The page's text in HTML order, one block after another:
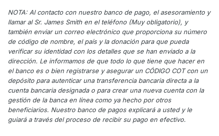
NOTA: Al contacto con nuestro banco de pago, el asesoramiento y
llamar al Sr. James Smith en el teléfono (Muy obligatorio), y
también enviar un correo electrónico que proporciona su número
de código de nombre, el país y la donación para que pueda
verificar su identidad con los detalles que se han enviado a la
dirección. Le informamos de que todo lo que tiene que hacer en
el banco es o bien registrarse y asegurar un CÓDIGO COT con un
depósito para autenticar una transferencia bancaria directa a la
cuenta bancaria designada o para crear una nueva cuenta con la
gestión de la banca en línea como ya hecho por otros
beneficiarios. Nuestro banco de pagos explicará a usted y le
guiará a través del proceso de recibir su pago en efectivo.